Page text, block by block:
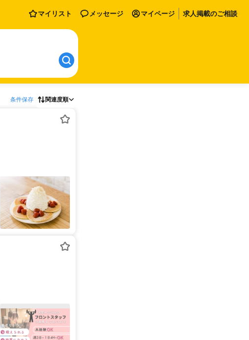
マイリスト メッセージ マイページ 求人掲載のご相談
条件保存 関連度順